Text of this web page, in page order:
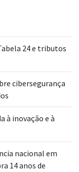
24 e tributos
cibersegurança
à inovação e à
nacional em
14 anos de